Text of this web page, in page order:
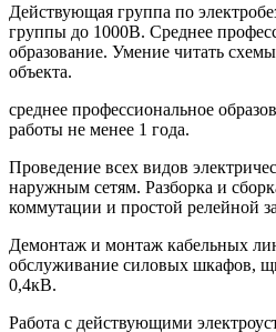
Действующая группа по
группы до 1000В. Среднее
образование. Умение читать
объекта.
среднее профессиональное
работы не менее 1 года.
Проведение всех видов
наружным сетям. Разборка и
коммутации и простой релейной
Демонтаж и монтаж кабельных
обслуживание силовых шкафов,
0,4кВ.
Работа с действующими